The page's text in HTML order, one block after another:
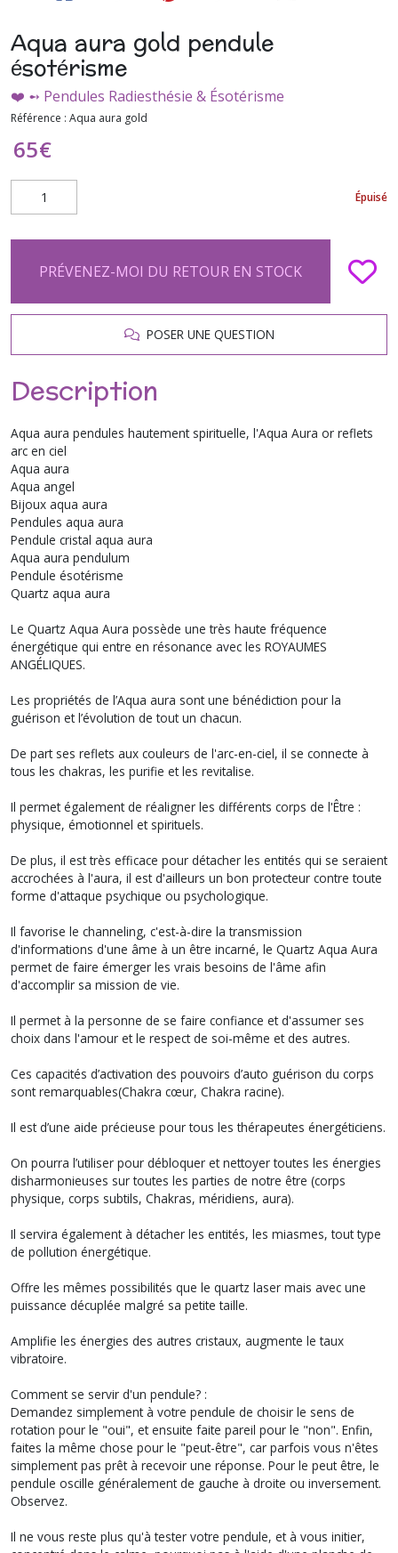
Aqua aura gold pendule
ésotérisme
❤️ ➻ Pendules Radiesthésie & Ésotérisme
Référence : Aqua aura gold
65€
Épuisé
PRÉVENEZ-MOI DU RETOUR EN STOCK
POSER UNE QUESTION
Description
Aqua aura pendules hautement spirituelle, l'Aqua Aura or reflets
arc en ciel
Aqua aura
Aqua angel
Bijoux aqua aura
Pendules aqua aura
Pendule cristal aqua aura
Aqua aura pendulum
Pendule ésotérisme
Quartz aqua aura
Le Quartz Aqua Aura possède une très haute fréquence
énergétique qui entre en résonance avec les ROYAUMES
ANGÉLIQUES.
Les propriétés de l’Aqua aura sont une bénédiction pour la
guérison et l’évolution de tout un chacun.
De part ses reflets aux couleurs de l'arc-en-ciel, il se connecte à
tous les chakras, les purifie et les revitalise.
Il permet également de réaligner les différents corps de l'Être :
physique, émotionnel et spirituels.
De plus, il est très efficace pour détacher les entités qui se seraient
accrochées à l'aura, il est d'ailleurs un bon protecteur contre toute
forme d'attaque psychique ou psychologique.
Il favorise le channeling, c'est-à-dire la transmission
d'informations d'une âme à un être incarné, le Quartz Aqua Aura
permet de faire émerger les vrais besoins de l'âme afin
d'accomplir sa mission de vie.
Il permet à la personne de se faire confiance et d'assumer ses
choix dans l'amour et le respect de soi-même et des autres.
Ces capacités d’activation des pouvoirs d’auto guérison du corps
sont remarquables(Chakra cœur, Chakra racine).
Il est d’une aide précieuse pour tous les thérapeutes énergéticiens.
On pourra l’utiliser pour débloquer et nettoyer toutes les énergies
disharmonieuses sur toutes les parties de notre être (corps
physique, corps subtils, Chakras, méridiens, aura).
Il servira également à détacher les entités, les miasmes, tout type
de pollution énergétique.
Offre les mêmes possibilités que le quartz laser mais avec une
puissance décuplée malgré sa petite taille.
Amplifie les énergies des autres cristaux, augmente le taux
vibratoire.
Comment se servir d'un pendule? :
Demandez simplement à votre pendule de choisir le sens de
rotation pour le "oui", et ensuite faite pareil pour le "non". Enfin,
faites la même chose pour le "peut-être", car parfois vous n'êtes
simplement pas prêt à recevoir une réponse. Pour le peut être, le
pendule oscille généralement de gauche à droite ou inversement.
Observez.
Il ne vous reste plus qu'à tester votre pendule, et à vous initier,